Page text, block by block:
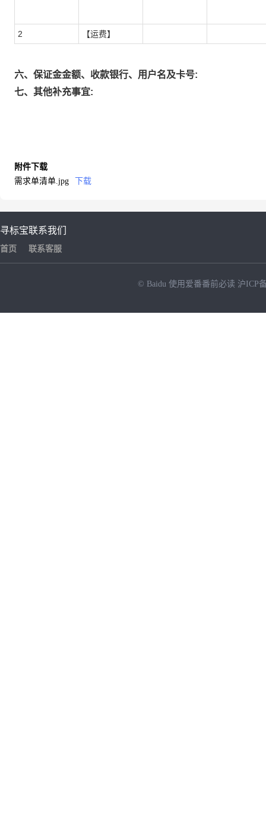
2 【运费】
六、保证金金额、收款银行、用户名及卡号:
七、其他补充事宜:
附件下载
需求单清单.jpg
下载
寻标宝
首页
联系我们
联系客服
© Baidu 使用爱番番前必读 沪ICP